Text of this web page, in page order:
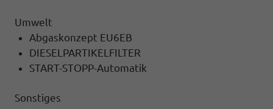
Umwelt
Abgaskonzept EU6EB
DIESELPARTIKELFILTER
START-STOPP-Automatik
Sonstiges